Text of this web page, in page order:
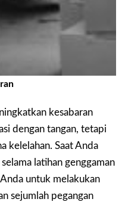
kesabaran
dengan tangan, tetapi
kelelahan. Saat Anda
latihan genggaman
untuk melakukan
sejumlah pegangan